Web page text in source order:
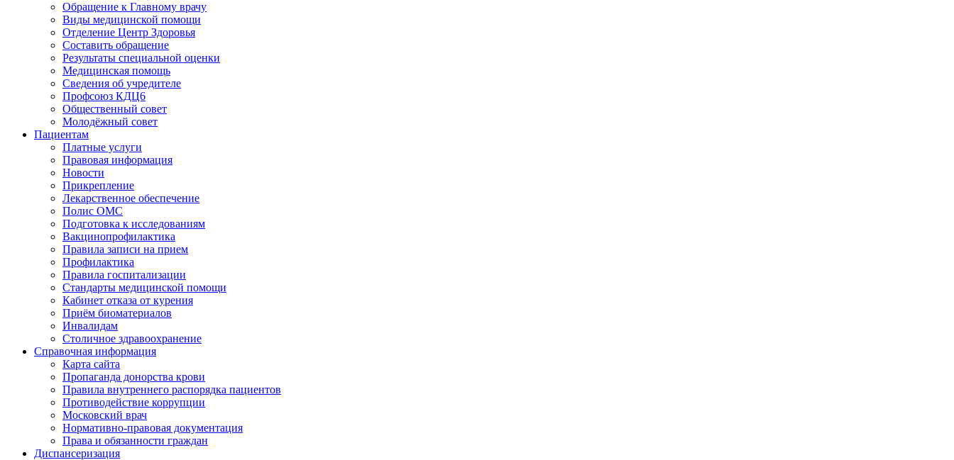
Обращение к Главному врачу
Виды медицинской помощи
Отделение Центр Здоровья
Составить обращение
Результаты специальной оценки
Медицинская помощь
Cведения об учредителе
Профсоюз КДЦ6
Общественный совет
Молодёжный совет
Пациентам
Платные услуги
Правовая информация
Новости
Прикрепление
Лекарственное обеспечение
Полис ОМС
Подготовка к исследованиям
Вакцинопрофилактика
Правила записи на прием
Профилактика
Правила госпитализации
Стандарты медицинской помощи
Кабинет отказа от курения
Приём биоматериалов
Инвалидам
Столичное здравоохранение
Справочная информация
Карта сайта
Пропаганда донорства крови
Правила внутреннего распорядка пациентов
Противодействие коррупции
Московский врач
Нормативно-правовая документация
Права и обязанности граждан
Диспансеризация